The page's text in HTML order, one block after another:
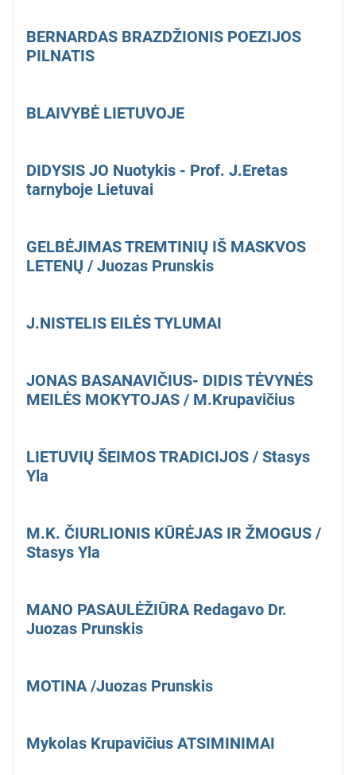
BERNARDAS BRAZDŽIONIS POEZIJOS
PILNATIS
BLAIVYBĖ LIETUVOJE
DIDYSIS JO Nuotykis - Prof. J.Eretas
tarnyboje Lietuvai
GELBĖJIMAS TREMTINIŲ IŠ MASKVOS
LETENŲ / Juozas Prunskis
J.NISTELIS EILĖS TYLUMAI
JONAS BASANAVIČIUS- DIDIS TĖVYNĖS
MEILĖS MOKYTOJAS / M.Krupavičius
LIETUVIŲ ŠEIMOS TRADICIJOS / Stasys
Yla
M.K. ČIURLIONIS KŪRĖJAS IR ŽMOGUS /
Stasys Yla
MANO PASAULĖŽIŪRA Redagavo Dr.
Juozas Prunskis
MOTINA /Juozas Prunskis
Mykolas Krupavičius ATSIMINIMAI